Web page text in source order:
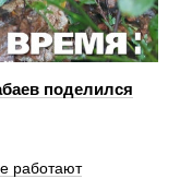
поделился
работают